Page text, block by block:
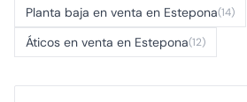
Planta baja en venta en Estepona(14)
Áticos en venta en Estepona(12)